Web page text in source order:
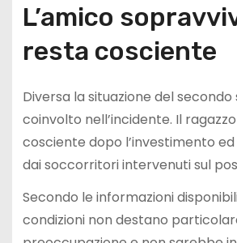
L’amico
resta cosciente
Diversa la situazione del
coinvolto nell’incidente. Il
cosciente dopo l’investimento
dai soccorritori intervenuti sul
Secondo le informazioni
condizioni non destano